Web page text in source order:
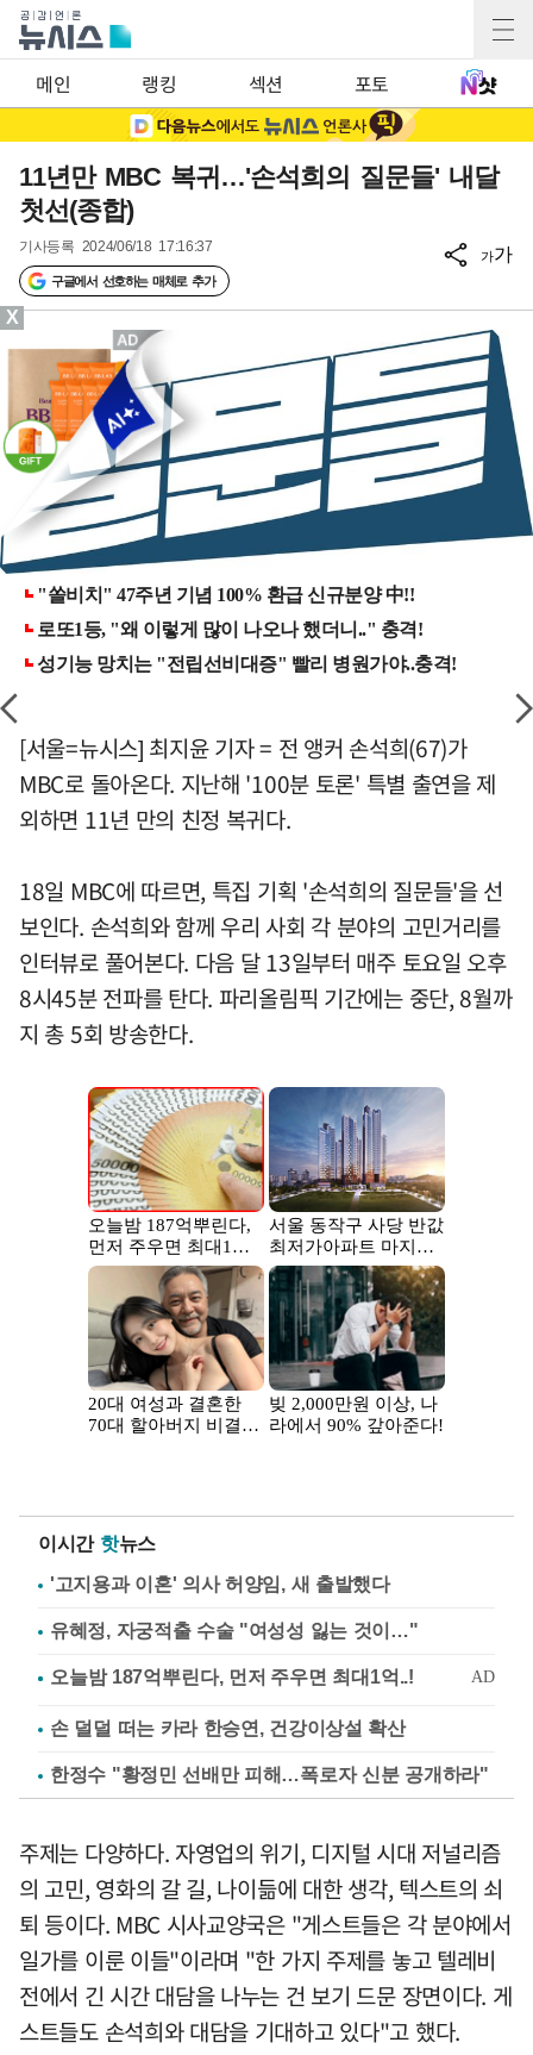
메인 랭킹 섹션 포토
11년만 MBC 복귀…'손석희의 질문들' 내달
첫선(종합)
기사등록 2024/06/18 17:16:37
구글에서 선호하는 매체로 추가
가가
[서울=뉴시스] 최지윤 기자 = 전 앵커 손석희(67)가
MBC로 돌아온다. 지난해 '100분 토론' 특별 출연을 제
외하면 11년 만의 친정 복귀다.
18일 MBC에 따르면, 특집 기획 '손석희의 질문들'을 선
보인다. 손석희와 함께 우리 사회 각 분야의 고민거리를
인터뷰로 풀어본다. 다음 달 13일부터 매주 토요일 오후
8시45분 전파를 탄다. 파리올림픽 기간에는 중단, 8월까
지 총 5회 방송한다.
이시간 핫뉴스
'고지용과 이혼' 의사 허양임, 새 출발했다
유혜정, 자궁적출 수술 "여성성 잃는 것이…"
손 덜덜 떠는 카라 한승연, 건강이상설 확산
한정수 "황정민 선배만 피해…폭로자 신분 공개하라"
주제는 다양하다. 자영업의 위기, 디지털 시대 저널리즘
의 고민, 영화의 갈 길, 나이듦에 대한 생각, 텍스트의 쇠
퇴 등이다. MBC 시사교양국은 "게스트들은 각 분야에서
일가를 이룬 이들"이라며 "한 가지 주제를 놓고 텔레비
전에서 긴 시간 대담을 나누는 건 보기 드문 장면이다. 게
스트들도 손석희와 대담을 기대하고 있다"고 했다.
X